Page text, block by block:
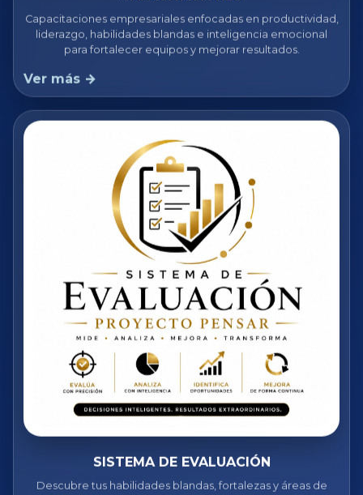
Capacitaciones empresariales enfocadas en productividad,
liderazgo, habilidades blandas e inteligencia emocional
para fortalecer equipos y mejorar resultados.
Ver más →
SISTEMA DE EVALUACIÓN
Descubre tus habilidades blandas, fortalezas y áreas de